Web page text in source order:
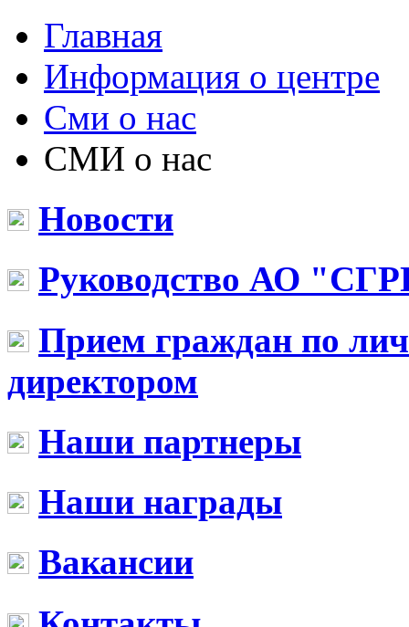
Главная
Информация о центре
Сми о нас
СМИ о нас
Новости
Руководство АО
Прием граждан по
директором
Наши партнеры
Наши награды
Вакансии